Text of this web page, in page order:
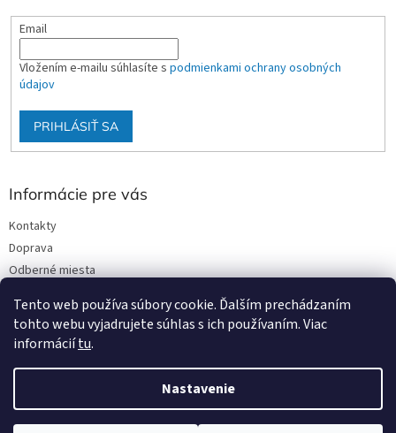
Tento web používa súbory cookie. Ďalším prechádzaním
tohto webu vyjadrujete súhlas s ich používaním. Viac
informáciítu.
Nastavenie
Email
Vložením e-mailu súhlasíte s podmienkami ochrany osobných
údajov
PRIHLÁSIŤ SA
Informácie pre vás
Kontakty
Doprava
Odberné miesta
Obchodné podmienky
Vytvoril Shoptet